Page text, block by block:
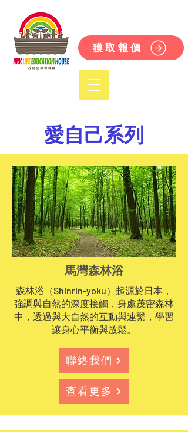
獲取報價
愛自己系列
馬灣森林浴
森林浴（Shinrin-yoku）起源於日本，
強調與自然的深度接觸，身處茂密森林
中，透過與大自然的互動與連繫，學習
讓身心平衡與放鬆。
聯絡我們
查看更多